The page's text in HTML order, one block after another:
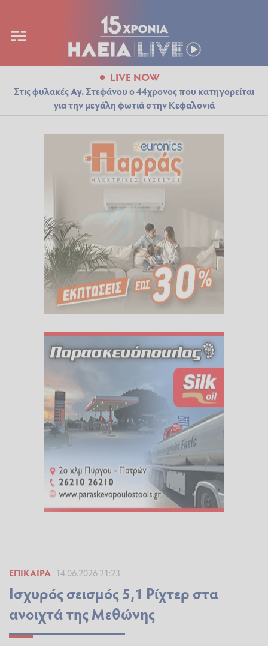
LIVE NOW
Στις φυλακές Αγ. Στεφάνου ο 44χρονος που κατηγορείται
για την μεγάλη φωτιά στην Κεφαλονιά
ΕΠΊΚΑΙΡΑ 14.06.2026 21:23
Ισχυρός σεισμός 5,1 Ρίχτερ στα
ανοιχτά της Μεθώνης